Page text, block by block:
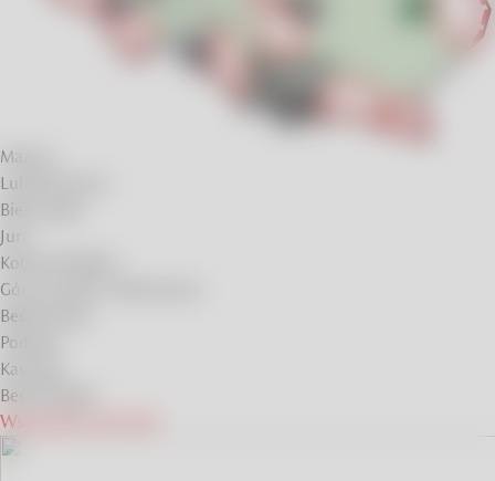
Mazury
Lubelszczyzna
Bieszczady
Jura
Kotlina Kłodzka
Góry Izerskie i Karkonosze
Beskid Niski
Podlasie
Kaszuby
Beskid Śląski
Wszystkie pomysły